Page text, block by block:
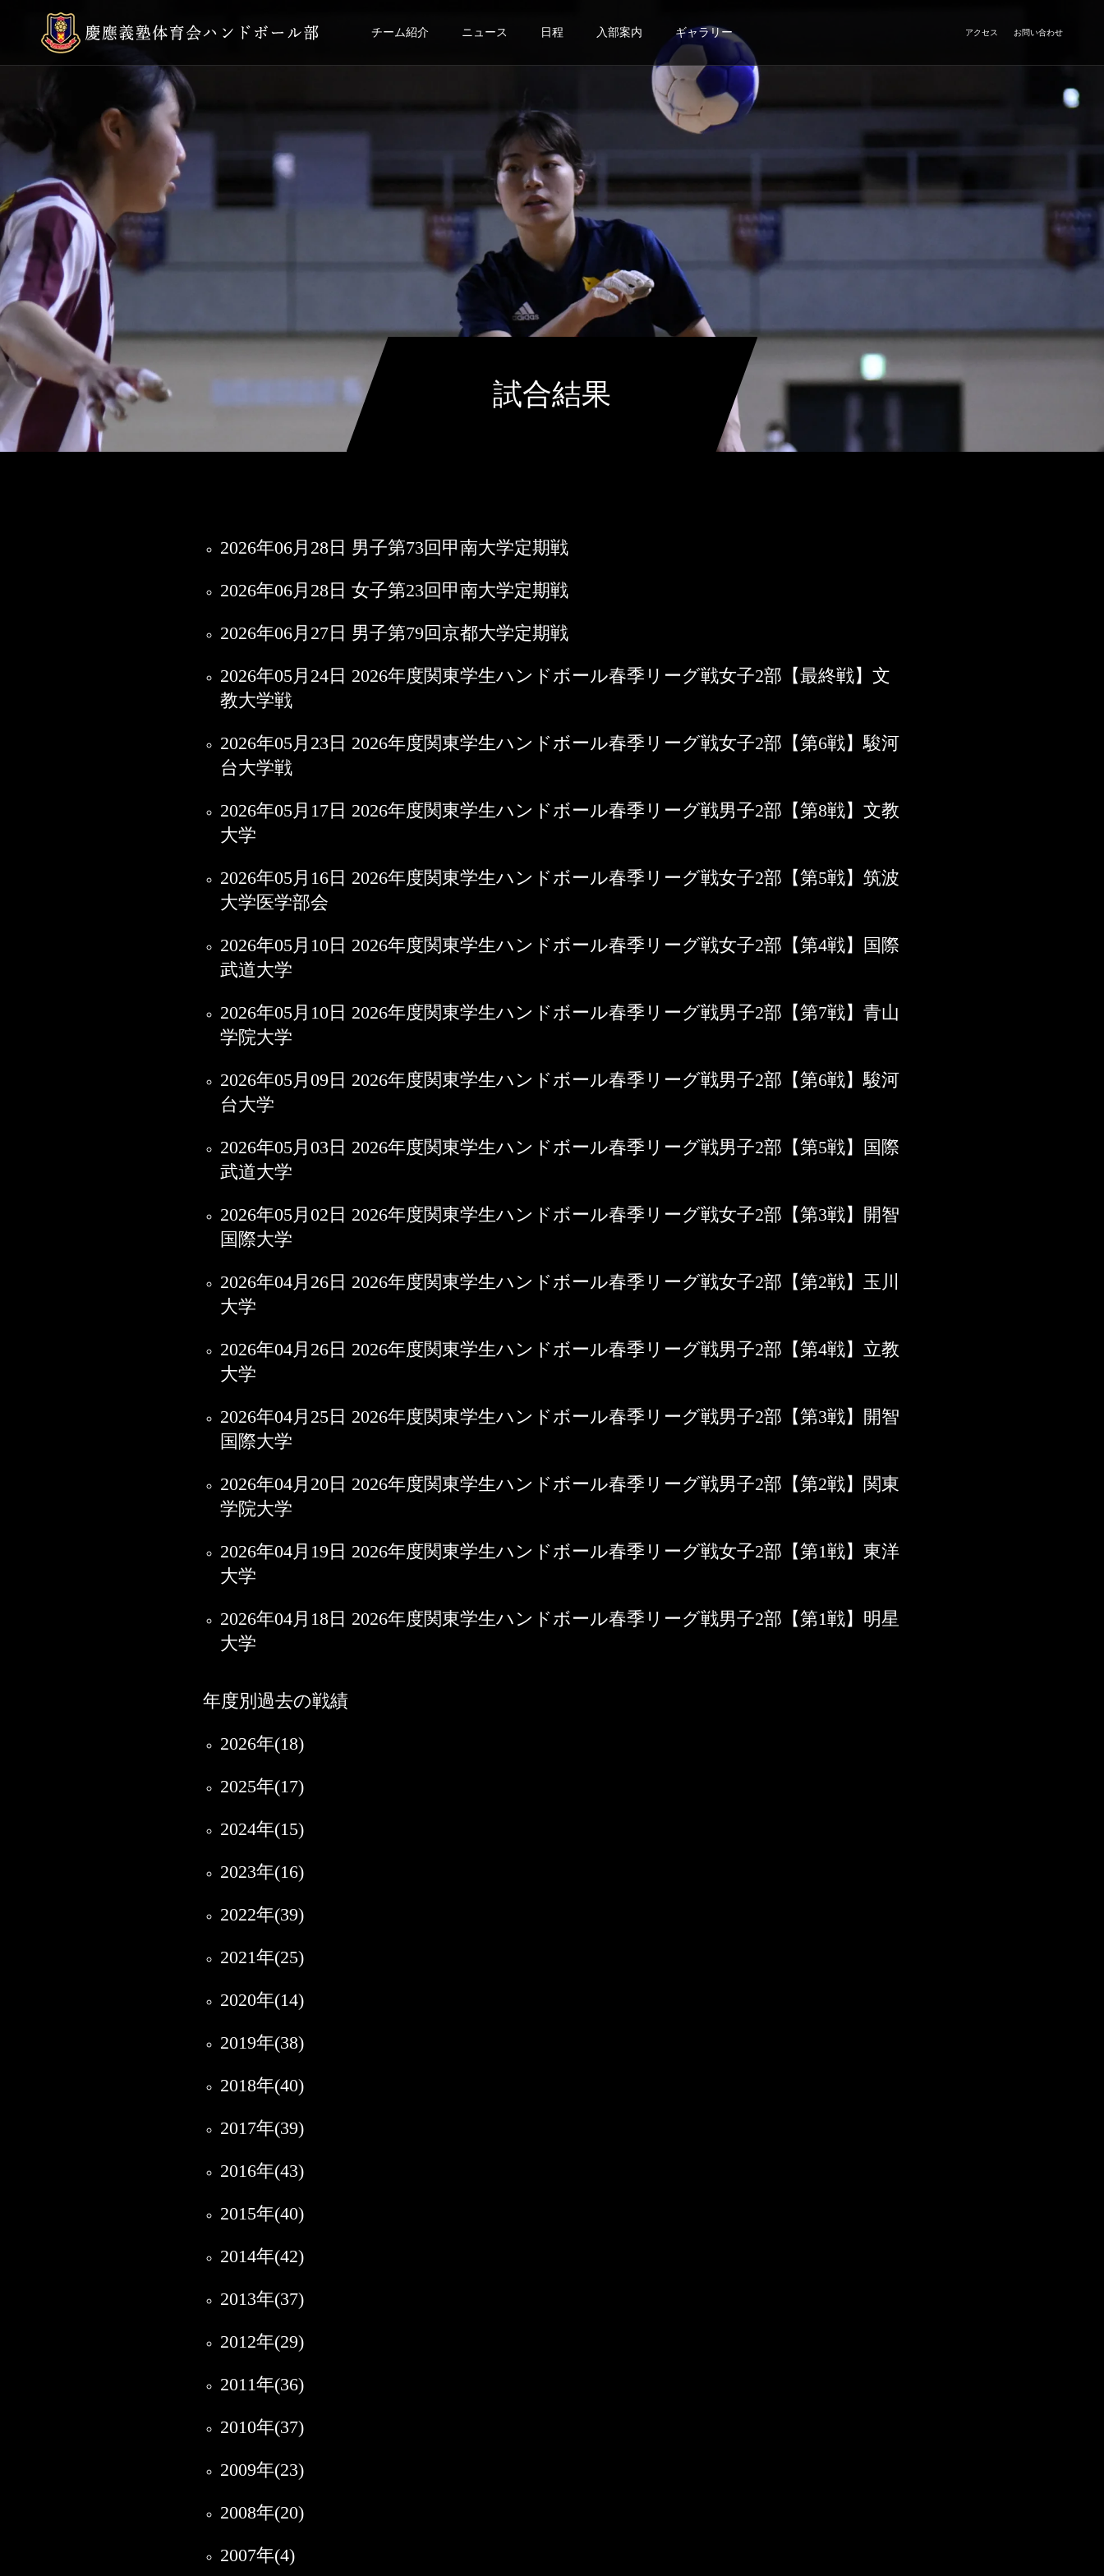
チーム紹介 ニュース 日程 入部案内 ギャラリー アクセス お問い合わせ
試合結果
2026年06月28日 男子第73回甲南大学定期戦
2026年06月28日 女子第23回甲南大学定期戦
2026年06月27日 男子第79回京都大学定期戦
2026年05月24日 2026年度関東学生ハンドボール春季リーグ戦女子2部【最終戦】文
教大学戦
2026年05月23日 2026年度関東学生ハンドボール春季リーグ戦女子2部【第6戦】駿河
台大学戦
2026年05月17日 2026年度関東学生ハンドボール春季リーグ戦男子2部【第8戦】文教
大学
2026年05月16日 2026年度関東学生ハンドボール春季リーグ戦女子2部【第5戦】筑波
大学医学部会
2026年05月10日 2026年度関東学生ハンドボール春季リーグ戦女子2部【第4戦】国際
武道大学
2026年05月10日 2026年度関東学生ハンドボール春季リーグ戦男子2部【第7戦】青山
学院大学
2026年05月09日 2026年度関東学生ハンドボール春季リーグ戦男子2部【第6戦】駿河
台大学
2026年05月03日 2026年度関東学生ハンドボール春季リーグ戦男子2部【第5戦】国際
武道大学
2026年05月02日 2026年度関東学生ハンドボール春季リーグ戦女子2部【第3戦】開智
国際大学
2026年04月26日 2026年度関東学生ハンドボール春季リーグ戦女子2部【第2戦】玉川
大学
2026年04月26日 2026年度関東学生ハンドボール春季リーグ戦男子2部【第4戦】立教
大学
2026年04月25日 2026年度関東学生ハンドボール春季リーグ戦男子2部【第3戦】開智
国際大学
2026年04月20日 2026年度関東学生ハンドボール春季リーグ戦男子2部【第2戦】関東
学院大学
2026年04月19日 2026年度関東学生ハンドボール春季リーグ戦女子2部【第1戦】東洋
大学
2026年04月18日 2026年度関東学生ハンドボール春季リーグ戦男子2部【第1戦】明星
大学
年度別過去の戦績
2026年(18)
2025年(17)
2024年(15)
2023年(16)
2022年(39)
2021年(25)
2020年(14)
2019年(38)
2018年(40)
2017年(39)
2016年(43)
2015年(40)
2014年(42)
2013年(37)
2012年(29)
2011年(36)
2010年(37)
2009年(23)
2008年(20)
2007年(4)